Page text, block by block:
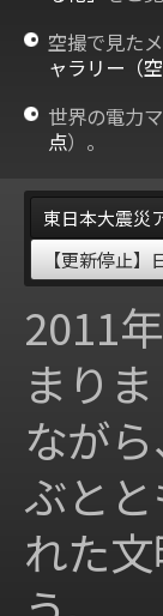
空撮で見た
ャラリー（
世界の電力
点）。
東日本大震災
【更新停止
2011
まり
なが
ぶと
れた